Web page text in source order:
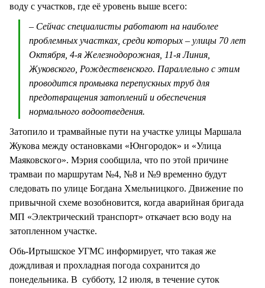
воду с участков, где её уровень выше всего:
– Сейчас специалисты работают на наиболее
проблемных участках, среди которых – улицы 70 лет
Октября, 4-я Железнодорожная, 11-я Линия,
Жуковского, Рождественского. Параллельно с этим
проводится промывка перепускных труб для
предотвращения затоплений и обеспечения
нормального водоотведения.
Затопило и трамвайные пути на участке улицы Маршала
Жукова между остановками «Юнгородок» и «Улица
Маяковского». Мэрия сообщила, что по этой причине
трамваи по маршрутам №4, №8 и №9 временно будут
следовать по улице Богдана Хмельницкого. Движение по
привычной схеме возобновится, когда аварийная бригада
МП «Электрический транспорт» откачает всю воду на
затопленном участке.
Обь-Иртышское УГМС информирует, что такая же
дождливая и прохладная погода сохранится до
понедельника. В субботу, 12 июля, в течение суток